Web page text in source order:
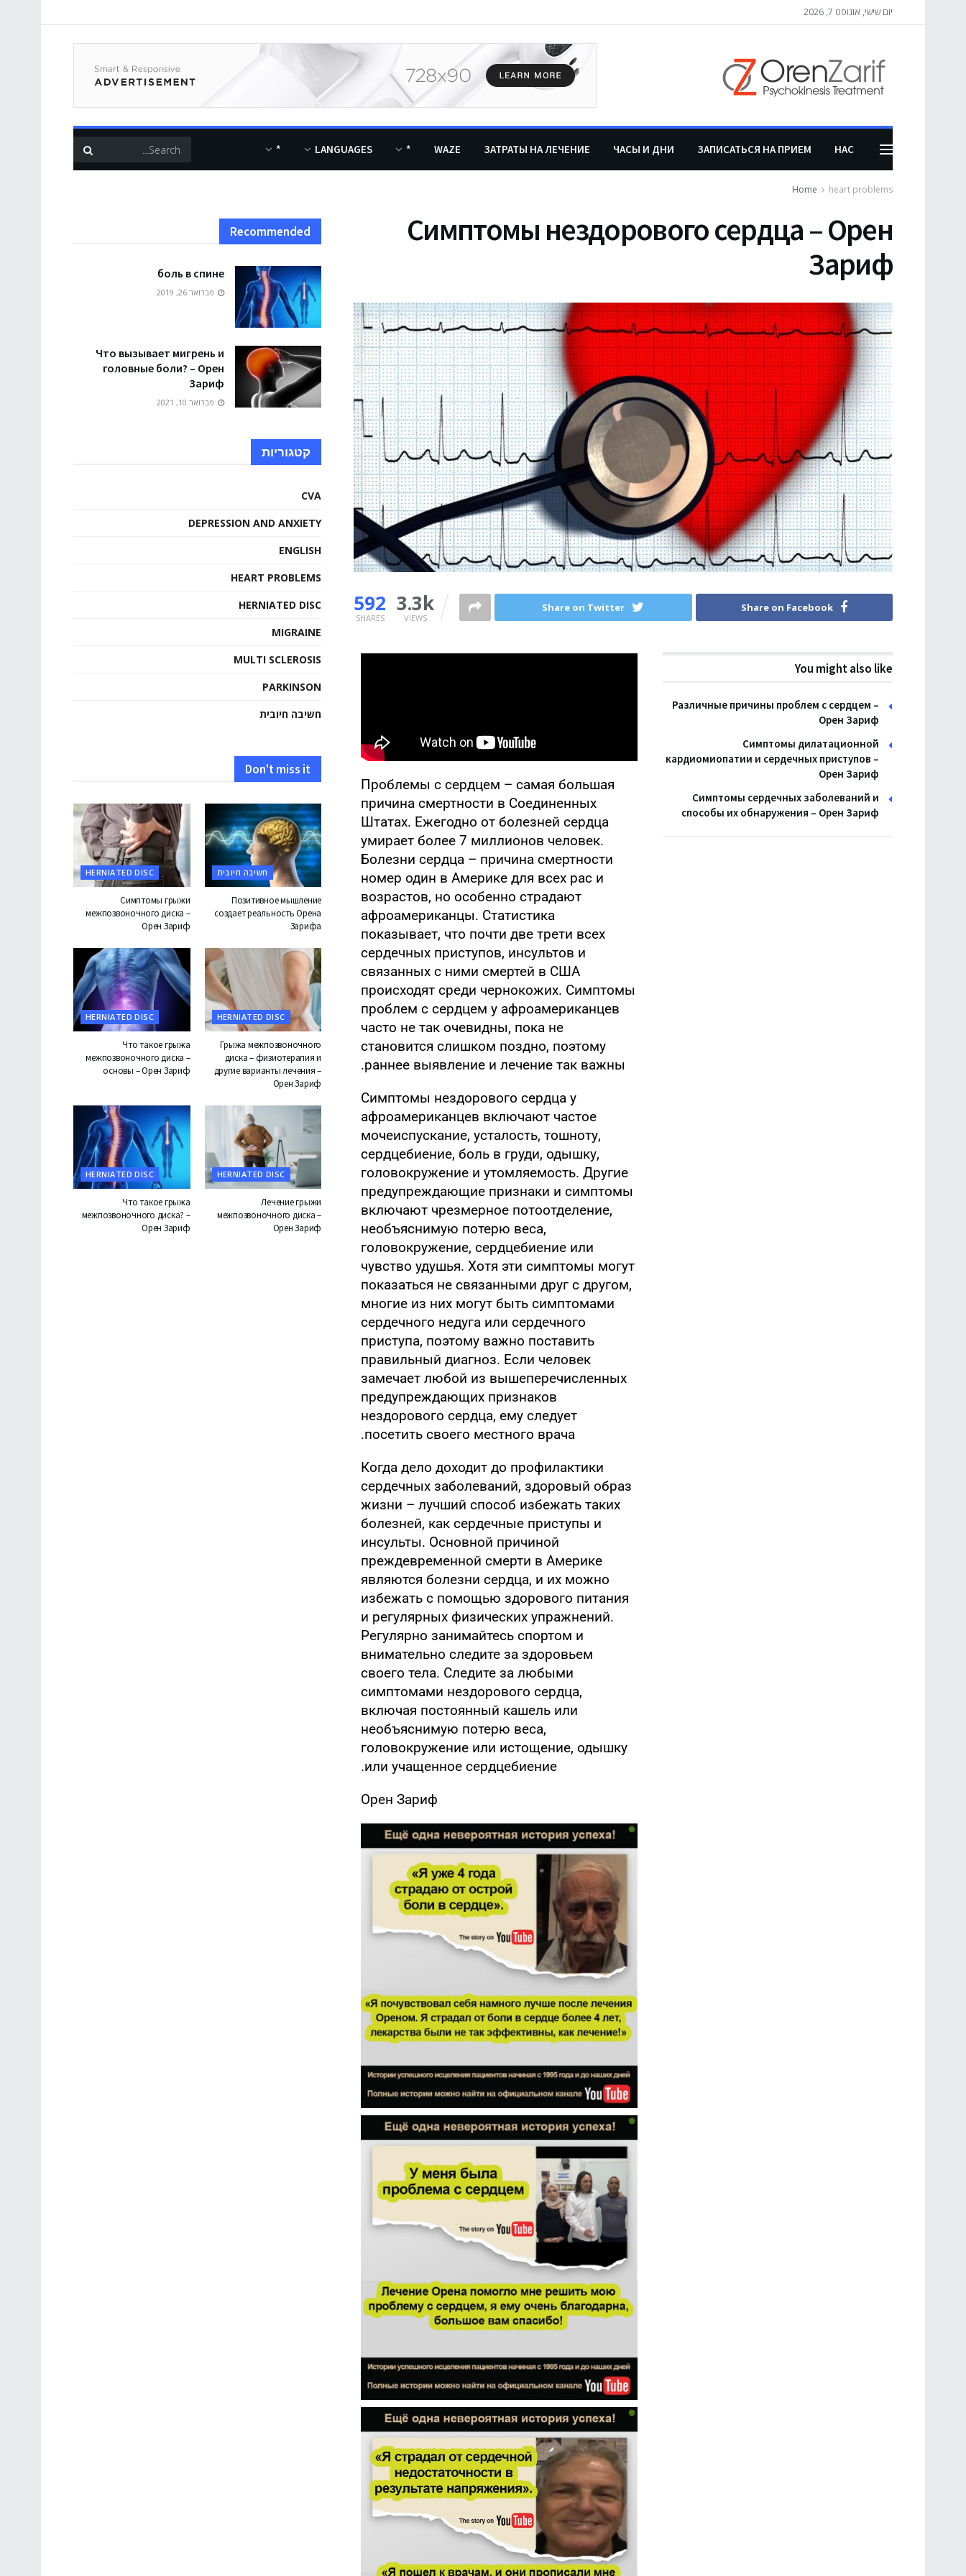
יום שישי, אוגוסט 7, 2026
НАС
ЗАПИСАТЬСЯ НА ПРИЕМ
ЧАСЫ И ДНИ
ЗАТРАТЫ НА ЛЕЧЕНИЕ
WAZE
*
LANGUAGES
*
Home heart problems
Симптомы нездорового сердца – Орен
Зариф
592
SHARES
3.3k
VIEWS
Share on Facebook
Share on Twitter
You might also like
Различные причины проблем с сердцем –
Орен Зариф
Симптомы дилатационной
кардиомиопатии и сердечных приступов –
Орен Зариф
Симптомы сердечных заболеваний и
способы их обнаружения – Орен Зариф
Проблемы с сердцем – самая большая
причина смертности в Соединенных
Штатах. Ежегодно от болезней сердца
умирает более 7 миллионов человек.
Болезни сердца – причина смертности
номер один в Америке для всех рас и
возрастов, но особенно страдают
афроамериканцы. Статистика
показывает, что почти две трети всех
сердечных приступов, инсультов и
связанных с ними смертей в США
происходят среди чернокожих. Симптомы
проблем с сердцем у афроамериканцев
часто не так очевидны, пока не
становится слишком поздно, поэтому
раннее выявление и лечение так важны.
Симптомы нездорового сердца у
афроамериканцев включают частое
мочеиспускание, усталость, тошноту,
сердцебиение, боль в груди, одышку,
головокружение и утомляемость. Другие
предупреждающие признаки и симптомы
включают чрезмерное потоотделение,
необъяснимую потерю веса,
головокружение, сердцебиение или
чувство удушья. Хотя эти симптомы могут
показаться не связанными друг с другом,
многие из них могут быть симптомами
сердечного недуга или сердечного
приступа, поэтому важно поставить
правильный диагноз. Если человек
замечает любой из вышеперечисленных
предупреждающих признаков
нездорового сердца, ему следует
посетить своего местного врача.
Когда дело доходит до профилактики
сердечных заболеваний, здоровый образ
жизни – лучший способ избежать таких
болезней, как сердечные приступы и
инсульты. Основной причиной
преждевременной смерти в Америке
являются болезни сердца, и их можно
избежать с помощью здорового питания
и регулярных физических упражнений.
Регулярно занимайтесь спортом и
внимательно следите за здоровьем
своего тела. Следите за любыми
симптомами нездорового сердца,
включая постоянный кашель или
необъяснимую потерю веса,
головокружение или истощение, одышку
или учащенное сердцебиение.
Орен Зариф
Recommended
боль в спине
פברואר 26, 2019
Что вызывает мигрень и
головные боли? – Орен
Зариф
פברואר 10, 2021
קטגוריות
CVA
DEPRESSION AND ANXIETY
ENGLISH
HEART PROBLEMS
HERNIATED DISC
MIGRAINE
MULTI SCLEROSIS
PARKINSON
חשיבה חיובית
Don't miss it
חשיבה חיובית
Позитивное мышление
создает реальность Орена
Зарифа
HERNIATED DISC
Симптомы грыжи
межпозвоночного диска –
Орен Зариф
HERNIATED DISC
Грыжа межпозвоночного
диска – физиотерапия и
другие варианты лечения –
Орен Зариф
HERNIATED DISC
Что такое грыжа
межпозвоночного диска –
основы – Орен Зариф
HERNIATED DISC
Лечение грыжи
межпозвоночного диска –
Орен Зариф
HERNIATED DISC
Что такое грыжа
межпозвоночного диска? –
Орен Зариф